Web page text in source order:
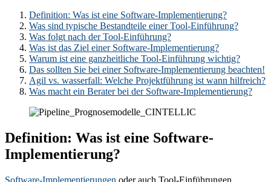
Definition: Was ist eine Software-Implementierung?
Was sind typische Bestandteile einer Tool-Einführung?
Was folgt nach der Tool-Einführung?
Was ist das Ziel einer Software-Implementierung?
Warum ist eine ganzheitliche Tool-Einführung wichtig?
Das sollten Sie bei einer Software-Implementierung beachten!
Agil vs. wasserfall: Welche Projektführung ist wann hilfreich?
Was macht ein Berater bei der Software-Implementierung?
Definition: Was ist eine Software-
Implementierung?
Software-Implementierungen oder auch Tool-Einführungen